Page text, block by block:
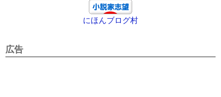
にほんブログ村
広告